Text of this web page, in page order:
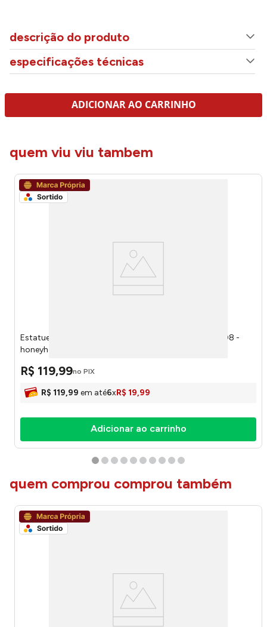
descrição do produto
especificações técnicas
ADICIONAR AO CARRINHO
quem viu viu tambem
Estatueta Africana Sortida Resina 7,5x8x30cm LM3708 -
honeyhome
R$ 119,99no PIX
R$ 119,99 em até6xR$ 19,99
Adicionar ao carrinho
quem comprou comprou também